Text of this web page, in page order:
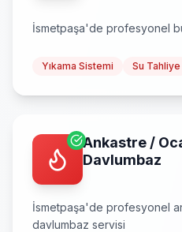
İsmetpaşa'de profesyonel
Yıkama Sistemi Su Tahliye
Ankastre /
Davlumbaz
İsmetpaşa'de profesyonel
davlumbaz servisi